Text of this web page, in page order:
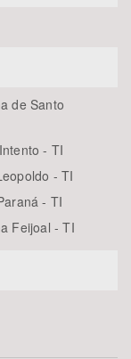
de Santo
- TI
- TI
- TI
Feijoal - TI